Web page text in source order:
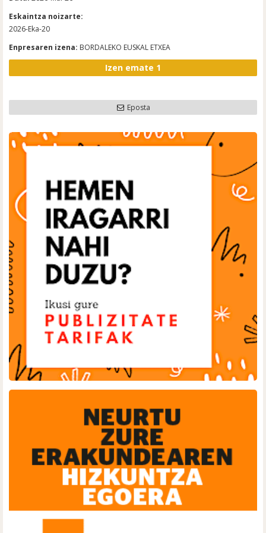
Eskaintza noizarte:
2026-Eka-20
Enpresaren izena: BORDALEKO EUSKAL ETXEA
Izen emate 1
Eposta